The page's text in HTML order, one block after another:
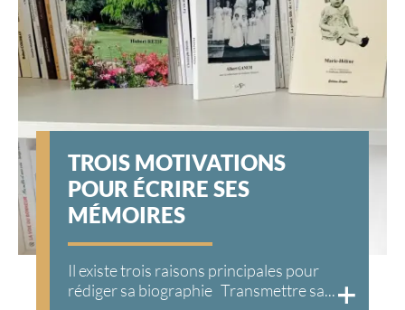
TROIS MOTIVATIONS
POUR ÉCRIRE SES
MÉMOIRES
Il existe trois raisons principales pour
rédiger sa biographie Transmettre sa...